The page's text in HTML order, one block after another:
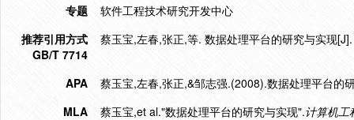
专题
软件工程技术研究开发中心
推荐引用方式
GB/T 7714
蔡玉宝,左春,张正,等. 数据处理平台的研究与实现
APA
蔡玉宝,左春,张正,&邹志强.(2008).数据处理平台的
MLA
蔡玉宝,et al."数据处理平台的研究与实现".计算机工